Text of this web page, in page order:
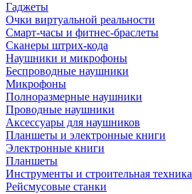
Гаджеты
Очки виртуальной реальности
Смарт-часы и фитнес-браслеты
Сканеры штрих-кода
Наушники и микрофоны
Беспроводные наушники
Микрофоны
Полноразмерные наушники
Проводные наушники
Аксессуары для наушников
Планшеты и электронные книги
Электронные книги
Планшеты
Инструменты и строительная техника
Рейсмусовые станки